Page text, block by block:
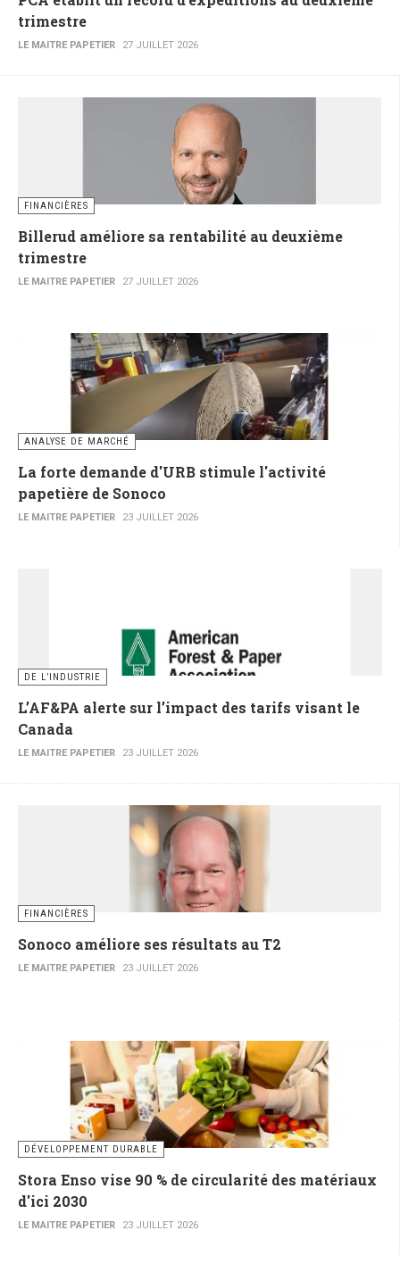
trimestre
LE MAITRE PAPETIER 27 JUILLET 2026
FINANCIÈRES
Billerud améliore sa rentabilité au deuxième
trimestre
LE MAITRE PAPETIER 27 JUILLET 2026
ANALYSE DE MARCHÉ
La forte demande d'URB stimule l'activité
papetière de Sonoco
LE MAITRE PAPETIER 23 JUILLET 2026
DE L’INDUSTRIE
L’AF&PA alerte sur l’impact des tarifs visant le
Canada
LE MAITRE PAPETIER 23 JUILLET 2026
FINANCIÈRES
Sonoco améliore ses résultats au T2
LE MAITRE PAPETIER 23 JUILLET 2026
DÉVELOPPEMENT DURABLE
Stora Enso vise 90 % de circularité des matériaux
d'ici 2030
LE MAITRE PAPETIER 23 JUILLET 2026